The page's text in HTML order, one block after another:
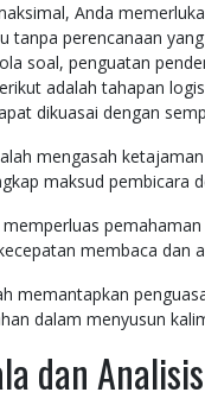
Anda
tanpa perencanaan
soal, penguatan
adalah tahapan
dikuasai dengan
mengasah
maksud pembicara
membaca dan
memantapkan
dalam menyusun
dan